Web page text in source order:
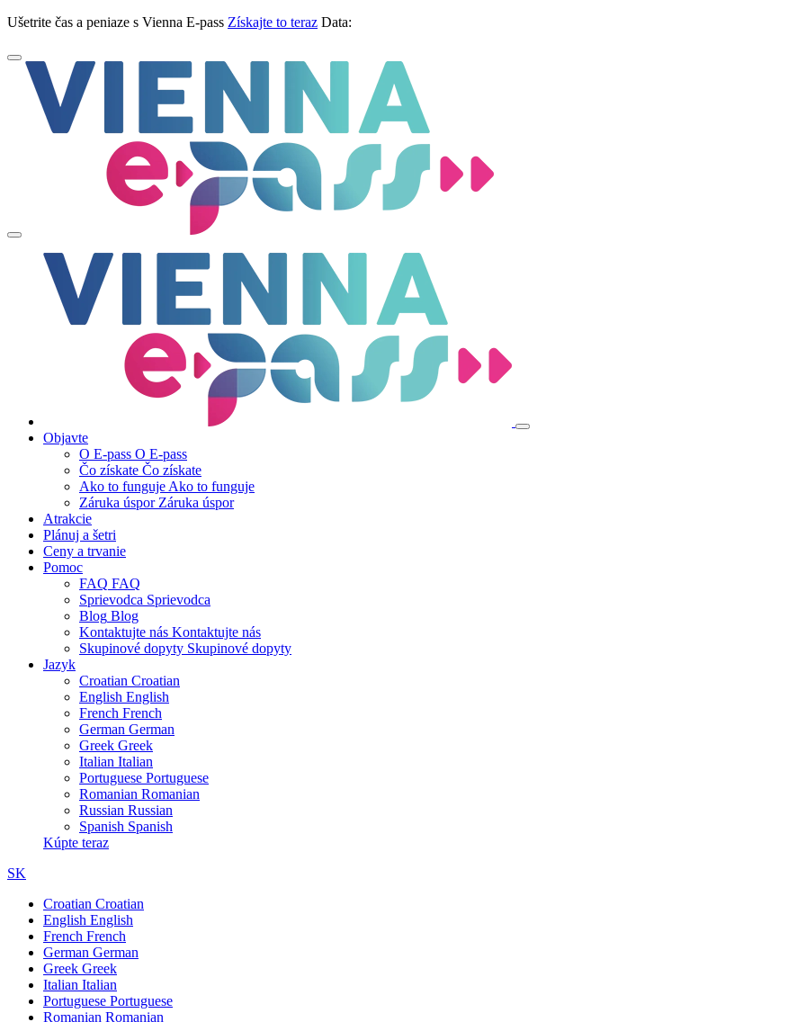
Ušetrite čas a peniaze s Vienna E-pass Získajte to teraz Data:
Objavte
O E-pass O E-pass
Čo získate Čo získate
Ako to funguje Ako to funguje
Záruka úspor Záruka úspor
Atrakcie
Plánuj a šetri
Ceny a trvanie
Pomoc
FAQ FAQ
Sprievodca Sprievodca
Blog Blog
Kontaktujte nás Kontaktujte nás
Skupinové dopyty Skupinové dopyty
Jazyk
Croatian Croatian
English English
French French
German German
Greek Greek
Italian Italian
Portuguese Portuguese
Romanian Romanian
Russian Russian
Spanish Spanish
Kúpte teraz
SK
Croatian Croatian
English English
French French
German German
Greek Greek
Italian Italian
Portuguese Portuguese
Romanian Romanian